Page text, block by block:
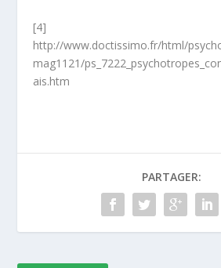
[4]
http://www.doctissimo.fr/html/
mag1121/
ais.htm
PARTAGER: